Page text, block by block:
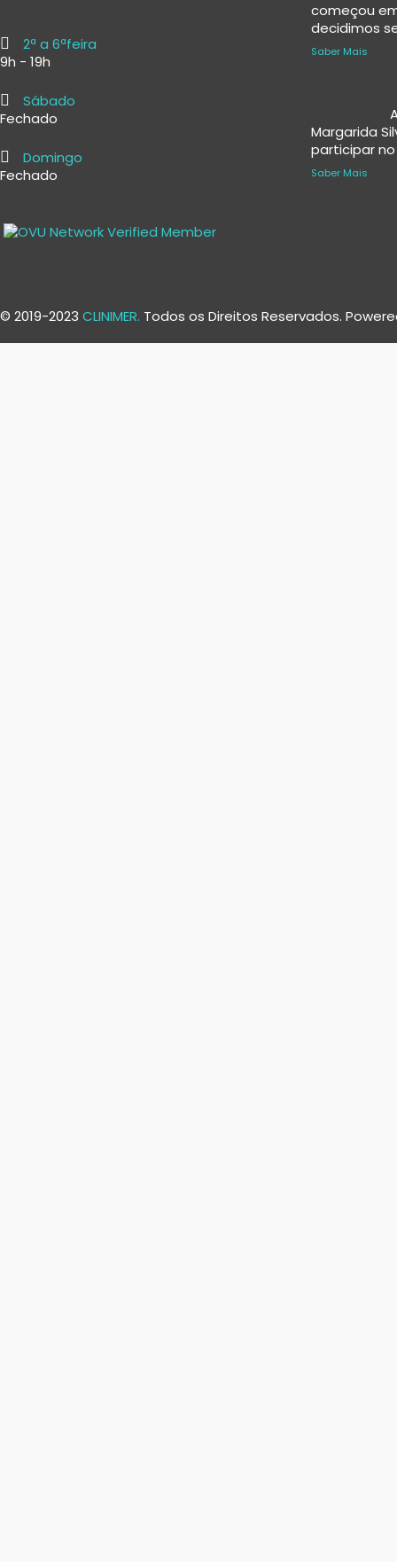
2ª a 6ªfeira
9h - 19h
Sábado
Fechado
Domingo
Fechado
começou
decidimos
Saber Mais
Margarida
participar
Saber Mais
© 2019-2023 CLINIMER. Todos os Direitos Reservados.